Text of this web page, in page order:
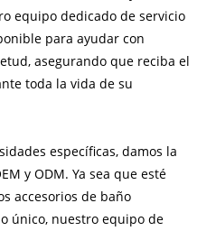
equipo dedicado de servicio
para ayudar con
asegurando que reciba el
toda la vida de su
específicas, damos la
y ODM. Ya sea que esté
accesorios de baño
único, nuestro equipo de